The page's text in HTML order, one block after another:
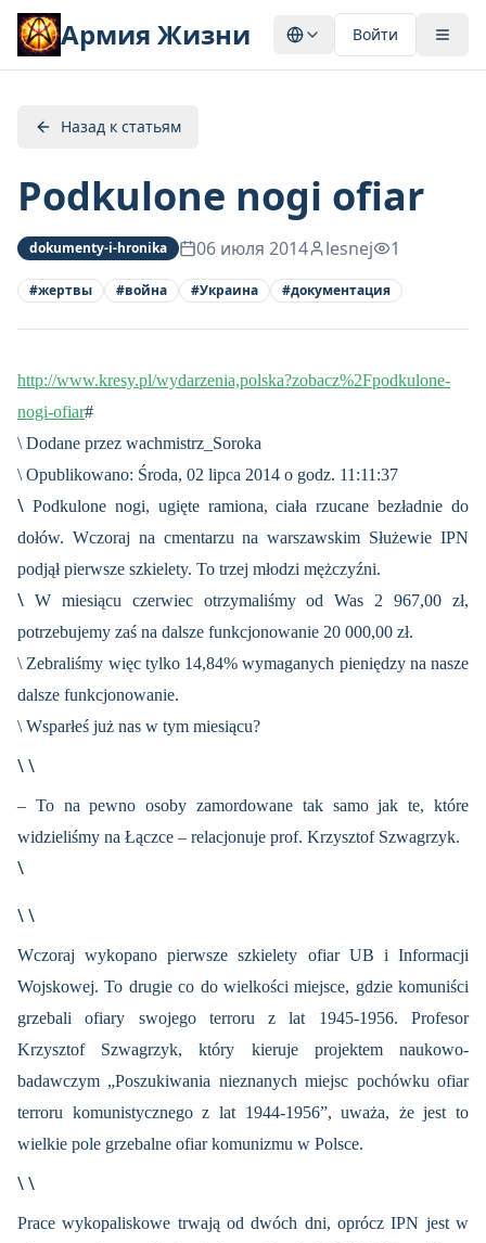
Армия Жизни Войти
Назад к статьям
Podkulone nogi ofiar
dokumenty-i-hronika 06 июля 2014 lesnej 1
#жертвы #война #Украина #документация
http://www.kresy.pl/wydarzenia,polska?zobacz%2Fpodkulone-
nogi-ofiar#
\ Dodane przez wachmistrz_Soroka
\ Opublikowano: Środa, 02 lipca 2014 o godz. 11:11:37
\ Podkulone nogi, ugięte ramiona, ciała rzucane bezładnie do
dołów. Wczoraj na cmentarzu na warszawskim Służewie IPN
podjął pierwsze szkielety. To trzej młodzi mężczyźni.
\ W miesiącu czerwiec otrzymaliśmy od Was 2 967,00 zł,
potrzebujemy zaś na dalsze funkcjonowanie 20 000,00 zł.
\ Zebraliśmy więc tylko 14,84% wymaganych pieniędzy na nasze
dalsze funkcjonowanie.
\ Wsparłeś już nas w tym miesiącu?
\ \
– To na pewno osoby zamordowane tak samo jak te, które
widzieliśmy na Łączce – relacjonuje prof. Krzysztof Szwagrzyk.
\
\ \
Wczoraj wykopano pierwsze szkielety ofiar UB i Informacji
Wojskowej. To drugie co do wielkości miejsce, gdzie komuniści
grzebali ofiary swojego terroru z lat 1945-1956. Profesor
Krzysztof Szwagrzyk, który kieruje projektem naukowo-
badawczym „Poszukiwania nieznanych miejsc pochówku ofiar
terroru komunistycznego z lat 1944-1956”, uważa, że jest to
wielkie pole grzebalne ofiar komunizmu w Polsce.
\ \
Prace wykopaliskowe trwają od dwóch dni, oprócz IPN jest w